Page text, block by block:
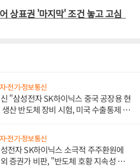
상표권 '마지막' 조건 놓고 고심
·전기·정보통신
"삼성전자 SK하이닉스 중국 공장용 현
생산 반도체 장비 시험, 미국 수출통제 대
·전기·정보통신
전자 SK하이닉스 소극적 주주환원에
증권가 비판, "반도체 호황 지속성 의